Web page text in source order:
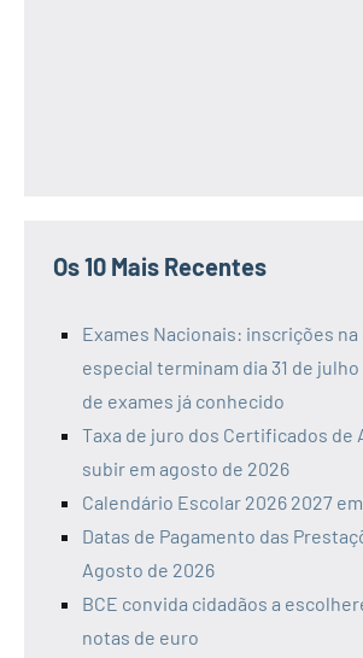
Os 10 Mais Recentes
Exames Nacionais: inscrições na
especial terminam dia 31 de julho
de exames já conhecido
Taxa de juro dos Certificados de
subir em agosto de 2026
Calendário Escolar 2026 2027
Datas de Pagamento das
Agosto de 2026
BCE convida cidadãos a
notas de euro